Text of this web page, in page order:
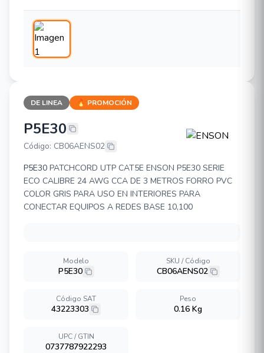
DE LINEA 🔥 PROMOCIÓN
ENSON P5E30
P5E30
Código: CB06AENS02
P5E30 PATCHCORD UTP CAT5E ENSON P5E30 SERIE
ECO CALIBRE 24 AWG CCA DE 3 METROS FORRO PVC
COLOR GRIS PARA USO EN INTERIORES PARA
CONECTAR EQUIPOS A REDES BASE 10,100
Modelo
P5E30
SKU / Código
CB06AENS02
Código SAT
43223303
Peso
0.16 Kg
UPC / GTIN
0737787922293